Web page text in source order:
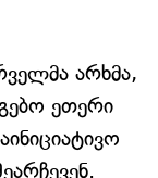
არხმა,
ეთერი